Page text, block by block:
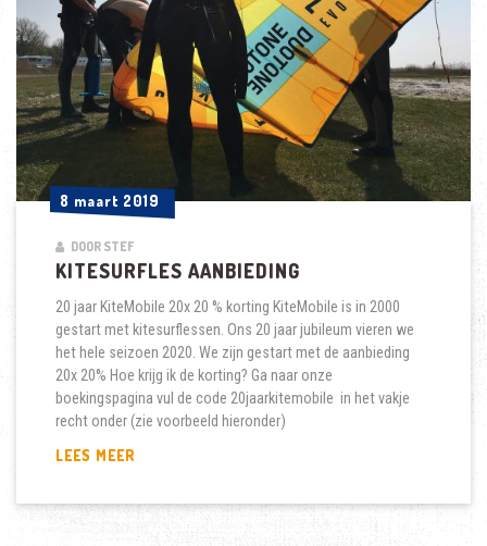
8 maart 2019
8 maart 2019
DOOR STEF
KITESURFLES AANBIEDING
20 jaar KiteMobile 20x 20 % korting KiteMobile is in 2000
gestart met kitesurflessen. Ons 20 jaar jubileum vieren we
het hele seizoen 2020. We zijn gestart met de aanbieding
20x 20% Hoe krijg ik de korting? Ga naar onze
boekingspagina vul de code 20jaarkitemobile in het vakje
recht onder (zie voorbeeld hieronder)
LEES MEER